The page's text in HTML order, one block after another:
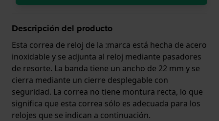
Descripción del producto
Esta correa de reloj de la :marca está hecha de acero
inoxidable y se adjunta al reloj mediante pasadores
de resorte. La banda tiene un ancho de 22 mm y se
cierra mediante un cierre desplegable con
seguridad. La correa no tiene montura recta, lo que
significa que esta correa sólo es adecuada para los
relojes que se indican a continuación.